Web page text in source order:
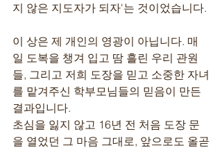
지 않은 지도자가 되자'는 것이었습니다.
이 상은 제 개인의 영광이 아닙니다. 매
일 도복을 챙겨 입고 땀 흘린 우리 관원
들, 그리고 저희 도장을 믿고 소중한 자녀
를 맡겨주신 학부모님들의 믿음이 만든
결과입니다.
초심을 잃지 않고 16년 전 처음 도장 문
을 열었던 그 마음 그대로, 앞으로도 올곧